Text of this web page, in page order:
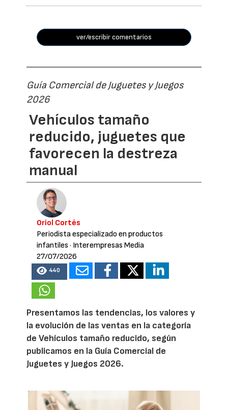
ver/escribir comentarios
Guía Comercial de Juguetes y Juegos
2026
Vehículos tamaño
reducido, juguetes que
favorecen la destreza
manual
Oriol Cortés
Periodista especializado en productos
infantiles · Interempresas Media
27/07/2026
440
Presentamos las tendencias, los valores y
la evolución de las ventas en la categoría
de Vehículos tamaño reducido, según
publicamos en la Guía Comercial de
Juguetes y Juegos 2026.